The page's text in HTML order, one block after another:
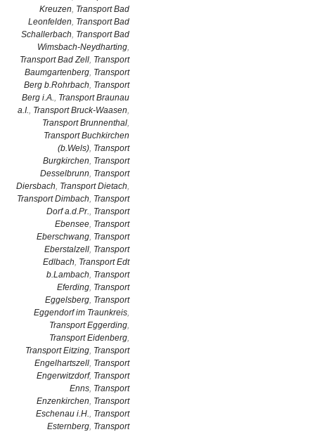
Kreuzen, Transport Bad
Leonfelden, Transport Bad
Schallerbach, Transport Bad
Wimsbach-Neydharting,
Transport Bad Zell, Transport
Baumgartenberg, Transport
Berg b.Rohrbach, Transport
Berg i.A., Transport Braunau
a.I., Transport Bruck-Waasen,
Transport Brunnenthal,
Transport Buchkirchen
(b.Wels), Transport
Burgkirchen, Transport
Desselbrunn, Transport
Diersbach, Transport Dietach,
Transport Dimbach, Transport
Dorf a.d.Pr., Transport
Ebensee, Transport
Eberschwang, Transport
Eberstalzell, Transport
Edlbach, Transport Edt
b.Lambach, Transport
Eferding, Transport
Eggelsberg, Transport
Eggendorf im Traunkreis,
Transport Eggerding,
Transport Eidenberg,
Transport Eitzing, Transport
Engelhartszell, Transport
Engerwitzdorf, Transport
Enns, Transport
Enzenkirchen, Transport
Eschenau i.H., Transport
Esternberg, Transport